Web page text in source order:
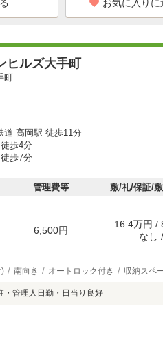
お気に入りに
ルズ大手町
町
道 高岡駅 徒歩11分
歩4分
歩7分
管理費等 敷/礼/保証/
6,500円
16.4万円 /
なし
) 南向き オートロック付き 収納スペ
・管理人日勤・日当り良好